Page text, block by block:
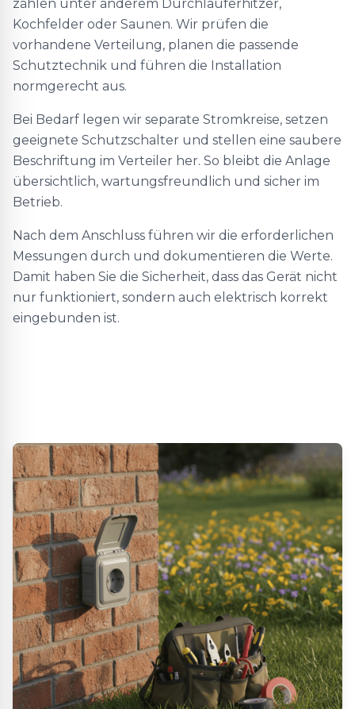
zählen unter anderem Durchlauferhitzer,
Kochfelder oder Saunen. Wir prüfen die
vorhandene Verteilung, planen die passende
Schutztechnik und führen die Installation
normgerecht aus.
Bei Bedarf legen wir separate Stromkreise, setzen
geeignete Schutzschalter und stellen eine saubere
Beschriftung im Verteiler her. So bleibt die Anlage
übersichtlich, wartungsfreundlich und sicher im
Betrieb.
Nach dem Anschluss führen wir die erforderlichen
Messungen durch und dokumentieren die Werte.
Damit haben Sie die Sicherheit, dass das Gerät nicht
nur funktioniert, sondern auch elektrisch korrekt
eingebunden ist.